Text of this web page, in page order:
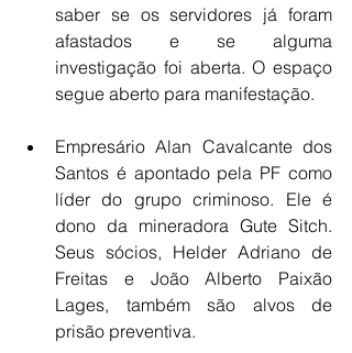
saber se os servidores já foram
afastados e se alguma
investigação foi aberta. O espaço
segue aberto para manifestação.
Empresário Alan Cavalcante dos
Santos é apontado pela PF como
líder do grupo criminoso. Ele é
dono da mineradora Gute Sitch.
Seus sócios, Helder Adriano de
Freitas e João Alberto Paixão
Lages, também são alvos de
prisão preventiva.